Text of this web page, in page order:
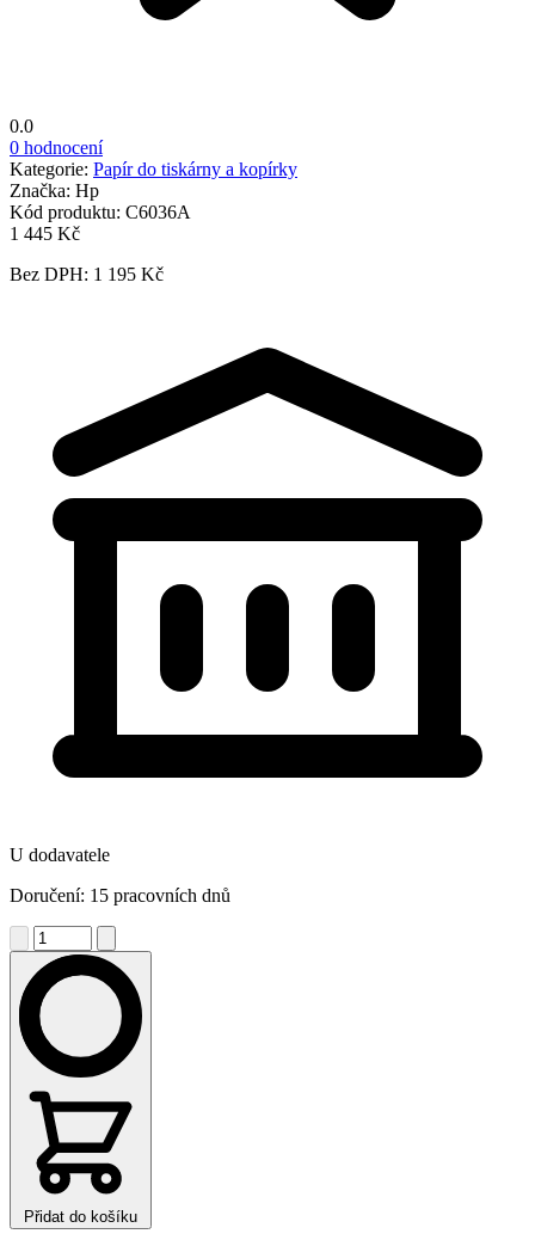
0.0
0 hodnocení
Kategorie: Papír do tiskárny a kopírky
Značka: Hp
Kód produktu: C6036A
1 445 Kč
Bez DPH: 1 195 Kč
U dodavatele
Doručení: 15 pracovních dnů
Přidat do košíku